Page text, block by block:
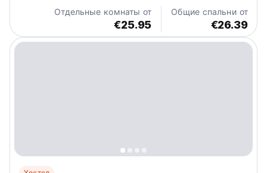
Отдельные комнаты от
€25.95
Общие спальни от
€26.39